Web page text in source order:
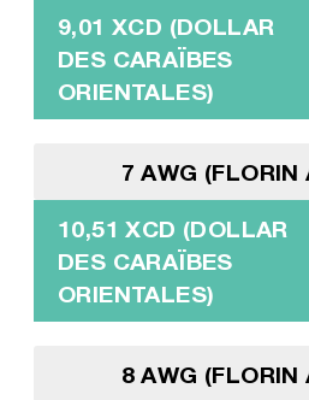
9,01 XCD (DOLLAR
DES CARAÏBES
ORIENTALES)
7 AWG (FLORIN
10,51 XCD (DOLLAR
DES CARAÏBES
ORIENTALES)
8 AWG (FLORIN